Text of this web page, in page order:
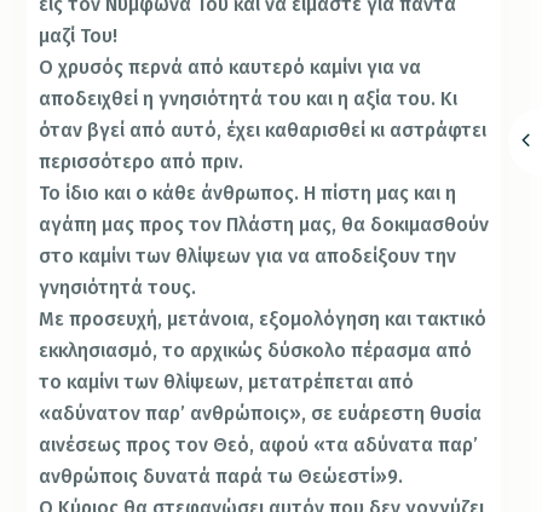
μαζί Του!
Ο χρυσός περνά από καυτερό καμίνι για να
αποδειχθεί η γνησιότητά του και η αξία του. Κι
όταν βγεί από αυτό, έχει καθαρισθεί κι αστράφτει
περισσότερο από πριν.
Το ίδιο και ο κάθε άνθρωπος. Η πίστη μας και η
αγάπη μας προς τον Πλάστη μας, θα δοκιμασθούν
στο καμίνι των θλίψεων για να αποδείξουν την
γνησιότητά τους.
Με προσευχή, μετάνοια, εξομολόγηση και τακτικό
εκκλησιασμό, το αρχικώς δύσκολο πέρασμα από
το καμίνι των θλίψεων, μετατρέπεται από
«αδύνατον παρ’ ανθρώποις», σε ευάρεστη θυσία
αινέσεως προς τον Θεό, αφού «τα αδύνατα παρ’
ανθρώποις δυνατά παρά τω Θεώεστί»9.